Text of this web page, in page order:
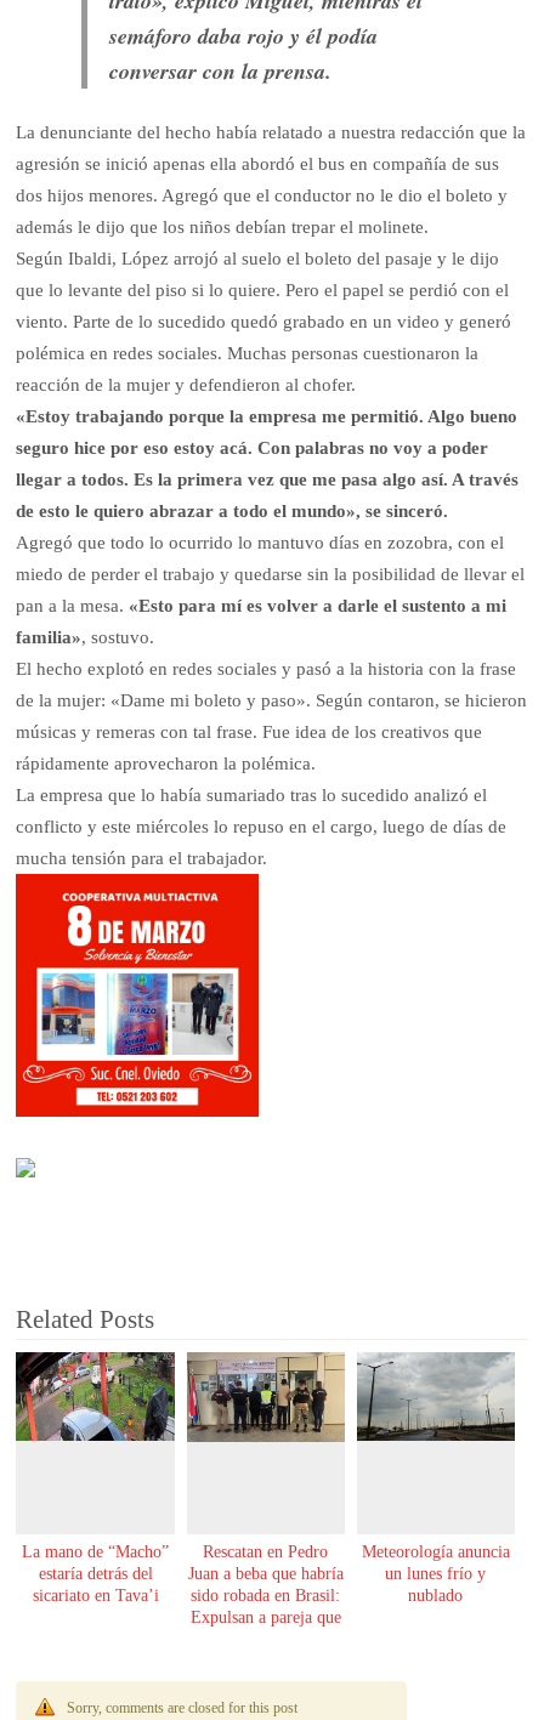
semáforo daba rojo y él podía
conversar con la prensa.
La denunciante del hecho había relatado a nuestra redacción que la
agresión se inició apenas ella abordó el bus en compañía de sus
dos hijos menores. Agregó que el conductor no le dio el boleto y
además le dijo que los niños debían trepar el molinete.
Según Ibaldi, López arrojó al suelo el boleto del pasaje y le dijo
que lo levante del piso si lo quiere. Pero el papel se perdió con el
viento. Parte de lo sucedido quedó grabado en un video y generó
polémica en redes sociales. Muchas personas cuestionaron la
reacción de la mujer y defendieron al chofer.
«Estoy trabajando porque la empresa me permitió. Algo bueno
seguro hice por eso estoy acá. Con palabras no voy a poder
llegar a todos. Es la primera vez que me pasa algo así. A través
de esto le quiero abrazar a todo el mundo», se sinceró.
Agregó que todo lo ocurrido lo mantuvo días en zozobra, con el
miedo de perder el trabajo y quedarse sin la posibilidad de llevar el
pan a la mesa. «Esto para mí es volver a darle el sustento a mi
familia», sostuvo.
El hecho explotó en redes sociales y pasó a la historia con la frase
de la mujer: «Dame mi boleto y paso». Según contaron, se hicieron
músicas y remeras con tal frase. Fue idea de los creativos que
rápidamente aprovecharon la polémica.
La empresa que lo había sumariado tras lo sucedido analizó el
conflicto y este miércoles lo repuso en el cargo, luego de días de
mucha tensión para el trabajador.
Related Posts
La mano de “Macho”
estaría detrás del
sicariato en Tava’i
Rescatan en Pedro
Juan a beba que habría
sido robada en Brasil:
Expulsan a pareja que
Meteorología anuncia
un lunes frío y
nublado
Sorry, comments are closed for this post